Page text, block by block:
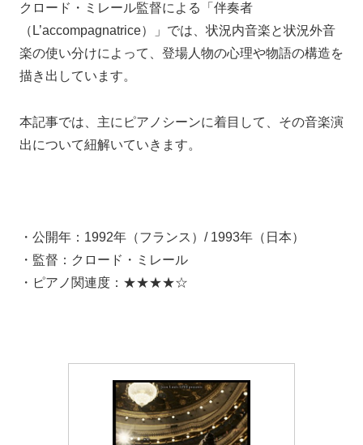
クロード・ミレール監督による「伴奏者
（L’accompagnatrice）」では、状況内音楽と状況外音
楽の使い分けによって、登場人物の心理や物語の構造を
描き出しています。
本記事では、主にピアノシーンに着目して、その音楽演
出について紐解いていきます。
・公開年：1992年（フランス）/ 1993年（日本）
・監督：クロード・ミレール
・ピアノ関連度：★★★★☆